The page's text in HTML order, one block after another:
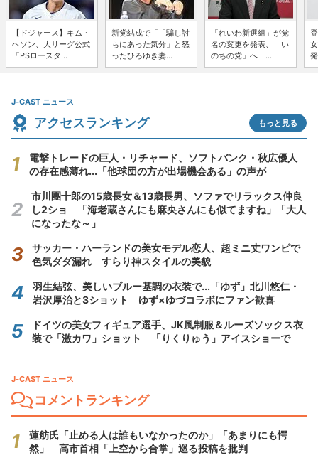
【ドジャース】キム・
ヘソン、大リーグ公式
「PSロースタ...
新党結成で「「騙し討
ちにあった気分」と怒
ったひろゆき妻...
「れいわ新選組」が党
名の変更を発表、「い
のちの党」へ ...
J-CAST ニュース
アクセスランキング もっと見る
電撃トレードの巨人・リチャード、ソフトバンク・秋広優人
の存在感薄れ...「他球団の方が出場機会ある」の声が
市川團十郎の15歳長女＆13歳長男、ソファでリラックス仲良
し2ショ 「海老蔵さんにも麻央さんにも似てますね」「大人
になったな～」
サッカー・ハーランドの美女モデル恋人、超ミニ丈ワンピで
色気ダダ漏れ すらり神スタイルの美貌
羽生結弦、美しいブルー基調の衣装で...「ゆず」北川悠仁・
岩沢厚治と3ショット ゆず×ゆづコラボにファン歓喜
ドイツの美女フィギュア選手、JK風制服＆ルーズソックス衣
装で「激カワ」ショット 「りくりゅう」アイスショーで
J-CAST ニュース
コメントランキング
蓮舫氏「止める人は誰もいなかったのか」「あまりにも愕
然」 高市首相「上空から合掌」巡る投稿を批判